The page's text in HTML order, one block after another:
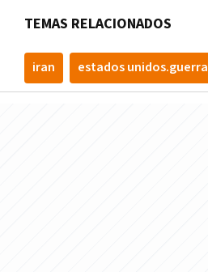
TEMAS RELACIONADOS
iran estados unidos.guerra